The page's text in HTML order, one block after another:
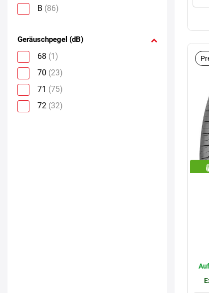
B (86)
Geräuschpegel (dB)
68 (1)
70 (23)
71 (75)
72 (32)